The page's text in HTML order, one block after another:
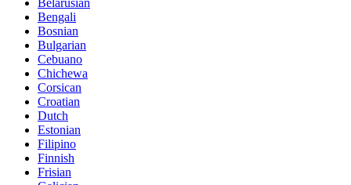
Bengali
Bosnian
Bulgarian
Cebuano
Chichewa
Corsican
Croatian
Dutch
Estonian
Filipino
Finnish
Frisian